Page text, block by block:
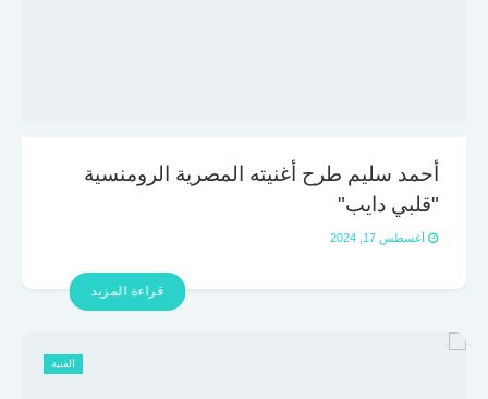
أحمد سليم طرح أغنيته المصرية الرومنسية
"قلبي دايب"
أغسطس 17, 2024
قراءة المزيد
الفنية